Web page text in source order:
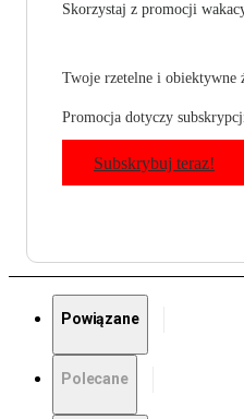
Skorzystaj z promocji
Twoje rzetelne i obiektywne
Promocja dotyczy
Subskrybuj teraz!
Powiązane
Polecane